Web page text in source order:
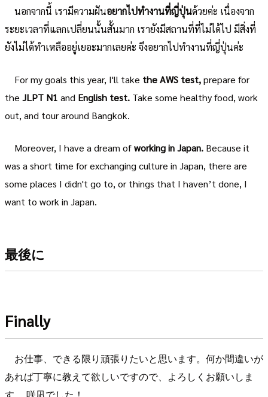
นอกจากนี้ เรามีความฝันอยากไปทำงานที่ญี่ปุ่นด้วยค่ะ เนื่องจาก
ระยะเวลาที่แลกเปลี่ยนนั้นสั้นมาก เรายังมีสถานที่ที่ไม่ได้ไป มีสิ่งที่
ยังไม่ได้ทำเหลืออยู่เยอะมากเลยค่ะ จึงอยากไปทำงานที่ญี่ปุ่นค่ะ
For my goals this year, I'll take the AWS test,prepare for
the JLPT N1 and English test. Take some healthy food, work
out, and tour around Bangkok.
Moreover, I have a dream ofworking in Japan. Because it
was a short time for exchanging culture in Japan, there are
some places I didn't go to, or things that I haven’t done, I
want to work in Japan.
最後に
Finally
お仕事、できる限り頑張りたいと思います。何か間違いが
あれば丁寧に教えて欲しいですので、よろしくお願いしま
す。 咲凪でした！